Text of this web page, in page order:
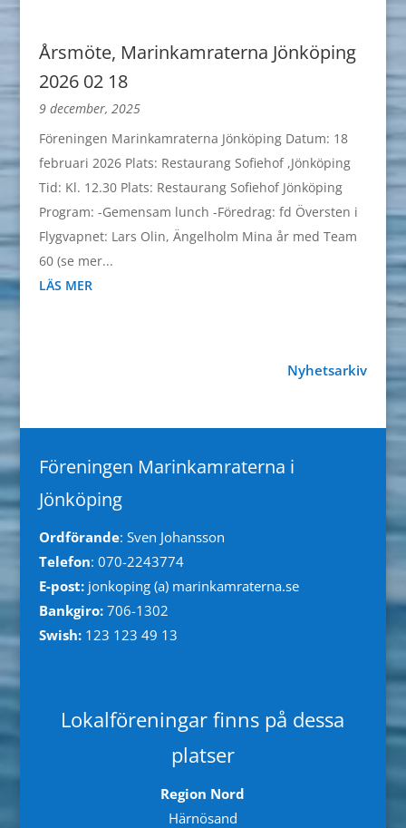
Årsmöte, Marinkamraterna Jönköping
2026 02 18
9 december, 2025
Föreningen Marinkamraterna Jönköping Datum: 18
februari 2026 Plats: Restaurang Sofiehof ,Jönköping
Tid: Kl. 12.30 Plats: Restaurang Sofiehof Jönköping
Program: -Gemensam lunch -Föredrag: fd Översten i
Flygvapnet: Lars Olin, Ängelholm Mina år med Team
60 (se mer...
LÄS MER
Nyhetsarkiv
Föreningen Marinkamraterna i
Jönköping
Ordförande: Sven Johansson
Telefon: 070-2243774
E-post:jonkoping (a) marinkamraterna.se
Bankgiro:706-1302
Swish:123 123 49 13
Lokalföreningar finns på dessa
platser
Region Nord
Härnösand